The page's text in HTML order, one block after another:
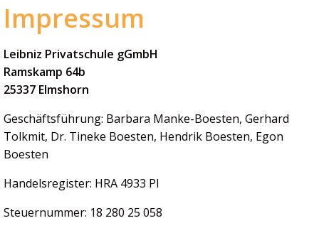
Impressum
Leibniz Privatschule gGmbH
Ramskamp 64b
25337 Elmshorn
Geschäftsführung: Barbara Manke-Boesten, Gerhard
Tolkmit, Dr. Tineke Boesten, Hendrik Boesten, Egon
Boesten
Handelsregister: HRA 4933 PI
Steuernummer: 18 280 25 058